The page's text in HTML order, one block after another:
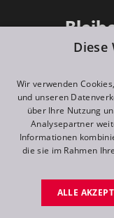
©
All rights
Diese
Wir verwenden
und unseren
über Ihre Nutzung
Analysepartner
Informationen
die sie im Rahmen
ALLE